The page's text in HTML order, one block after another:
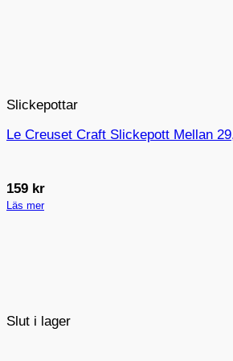
Slut i lager
Slickepottar
Le Creuset Craft Slickepott Mellan
159 kr
Läs mer